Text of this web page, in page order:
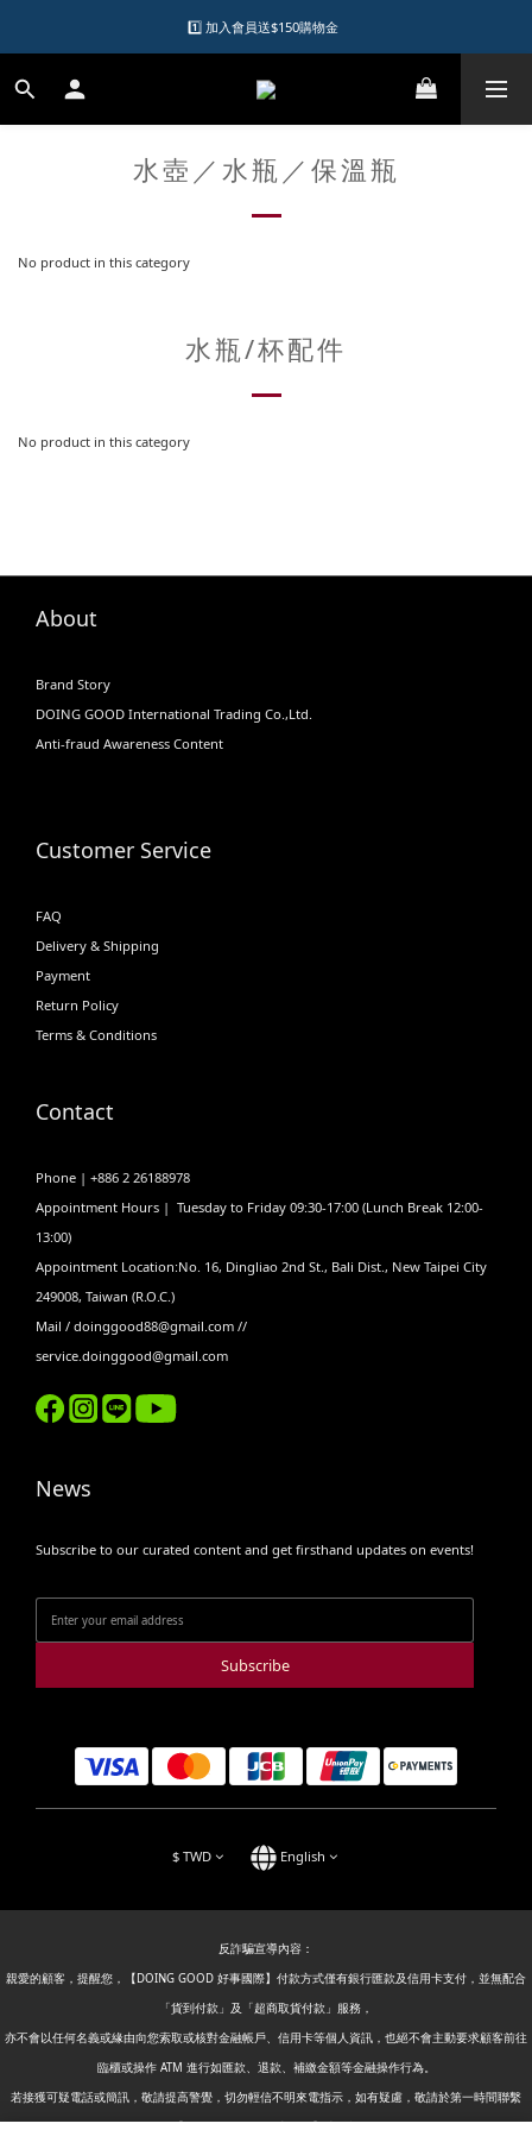
1️⃣ 加入會員送$150購物金
1️⃣ 加入會員送$150購物金
2️⃣ 購物滿千元再送升等購物金
1️⃣ 加入會員送$150購物金
水壺／水瓶／保溫瓶
No product in this category
水瓶/杯配件
No product in this category
About
Brand Story
DOING GOOD International Trading Co.,Ltd.
Anti-fraud Awareness Content
Customer Service
FAQ
Delivery & Shipping
Payment
Return Policy
Terms & Conditions
Contact
Phone | +886 2 26188978
Appointment Hours | Tuesday to Friday 09:30-17:00 (Lunch Break 12:00-
13:00)
Appointment Location:No. 16, Dingliao 2nd St., Bali Dist., New Taipei City
249008, Taiwan (R.O.C.)
Mail / doinggood88@gmail.com //
service.doinggood@gmail.com
News
Subscribe to our curated content and get firsthand updates on events!
Subscribe
$ TWD English
反詐騙宣導內容：
親愛的顧客，提醒您，【DOING GOOD 好事國際】付款方式僅有銀行匯款及信用卡支付，並無配合
「貨到付款」及「超商取貨付款」服務，
亦不會以任何名義或緣由向您索取或核對金融帳戶、信用卡等個人資訊，也絕不會主動要求顧客前往
臨櫃或操作 ATM 進行如匯款、退款、補繳金額等金融操作行為。
若接獲可疑電話或簡訊，敬請提高警覺，切勿輕信不明來電指示，如有疑慮，敬請於第一時間聯繫